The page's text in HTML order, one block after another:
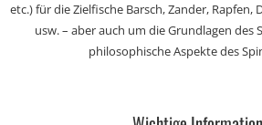
etc.) für die Zielfische Barsch, Zander, Rapfen,
usw. – aber auch um die Grundlagen des
philosophische Aspekte des